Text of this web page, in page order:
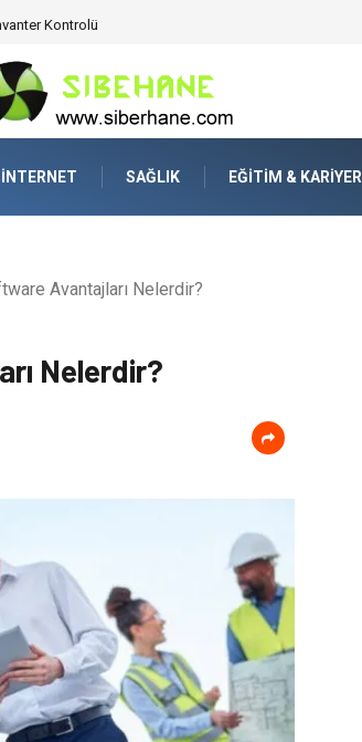
Tasarlayın
SAĞLIK EĞITIM & KARIYER
Avantajları Nelerdir?
Nelerdir?